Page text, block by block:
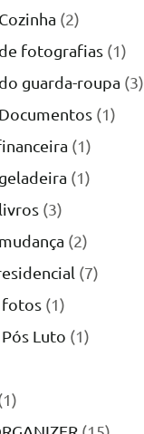
(2)
fotografias (1)
guarda-roupa (3)
(1)
(1)
(1)
(3)
(2)
(7)
fotos (1)
Luto (1)